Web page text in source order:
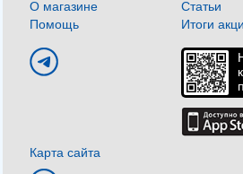
О магазине
Помощь
Статьи
Итоги
Карта сайта